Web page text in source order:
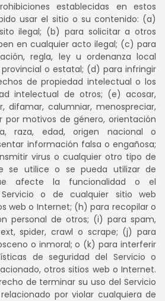
establecidas en estos
usar el sitio o su contenido: (a)
ilegal; (b) para solicitar a otros
en cualquier acto ilegal; (c) para
regla, ley u ordenanza local
o estatal; (d) para infringir
de propiedad intelectual o los
intelectual de otros; (e) acosar,
difamar, calumniar, menospreciar,
por motivos de género, orientación
raza, edad, origen nacional o
información falsa o engañosa;
virus o cualquier otro tipo de
se utilice o se pueda utilizar de
afecte la funcionalidad o el
o de cualquier sitio web
web o Internet; (h) para recopilar o
personal de otros; (i) para spam,
spider, crawl o scrape; (j) para
o inmoral; o (k) para interferir
de seguridad del Servicio o
otros sitios web o Internet.
de terminar su uso del Servicio
por violar cualquiera de